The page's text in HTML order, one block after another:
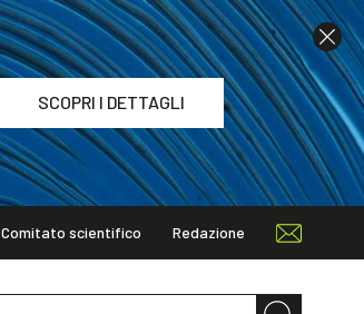
SCOPRI I DETTAGLI
Comitato scientifico Redazione